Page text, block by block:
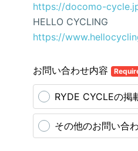
https://docomo-
HELLO CYCLING
https://
お問い合わせ内容
RYDE CYCLEの掲
その他のお問い合